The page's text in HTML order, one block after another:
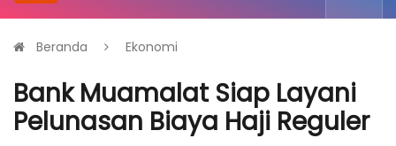
Beranda Ekonomi
Bank Muamalat Siap Layani
Pelunasan Biaya Haji Reguler